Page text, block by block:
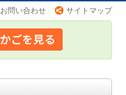
お問い合わせ サイトマップ